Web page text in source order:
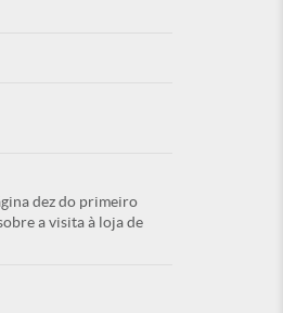
dez do primeiro
a visita à loja de